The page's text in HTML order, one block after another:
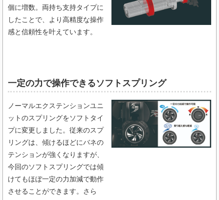
個に増数。両持ち支持タイプに
したことで、より高精度な操作
感と信頼性を叶えています。
一定の力で操作できるソフトスプリング​
ノーマルエクステンションユニ
ットのスプリングをソフトタイ
プに変更しました。従来のスプ
リングは、傾けるほどにバネの
テンションが強くなりますが、
今回のソフトスプリングでは傾
けてもほぼ一定の力加減で動作
させることができます。さら